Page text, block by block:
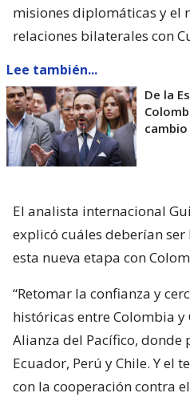
misiones diplomáticas y el
relaciones bilaterales con
Lee también...
De la
El analista internacional
explicó cuáles deberían ser
esta nueva etapa con
“Retomar la confianza y
históricas entre Colombia y
Alianza del Pacífico,
Ecuador, Perú y Chile. Y el
con la cooperación contra